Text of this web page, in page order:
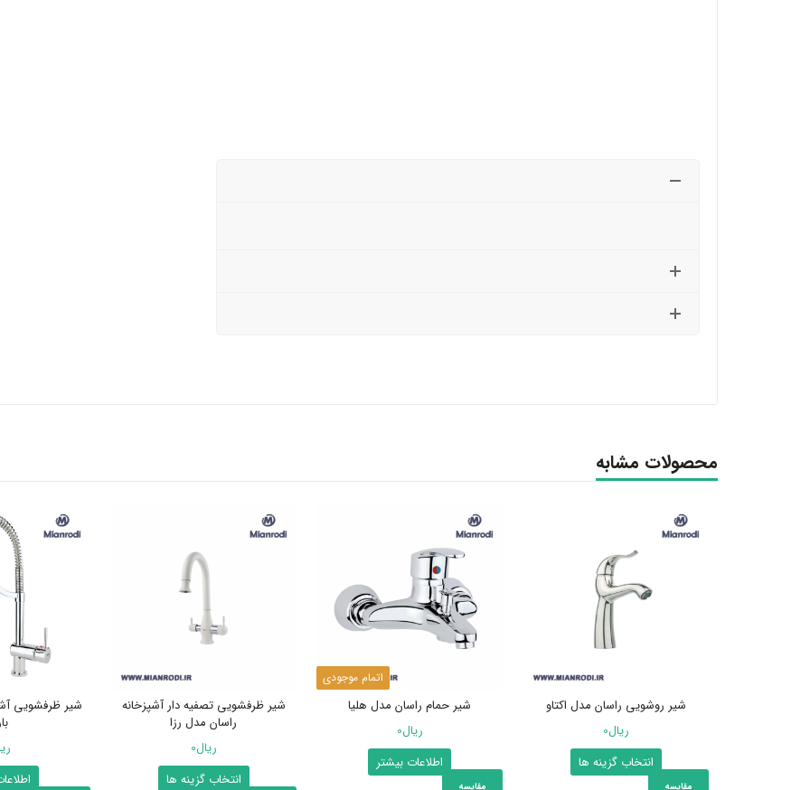
محصولات مشابه
شیر روشویی راسان مدل اکتاو
ریال0
انتخاب گزینه ها
محصول
مقایسه
اتمام موجودی
شیر حمام راسان مدل هلیا
ریال0
اطلاعات بیشتر
مقایسه
شیر ظرفشویی تصفیه دار آشپزخانه
راسان مدل رزا
ریال0
انتخاب گزینه ها
شیر ظرفشویی